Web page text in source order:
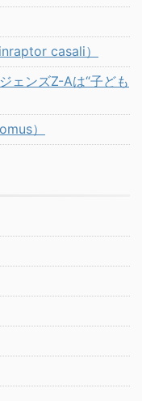
casali）
ェンズZ-Aは“子ども
）